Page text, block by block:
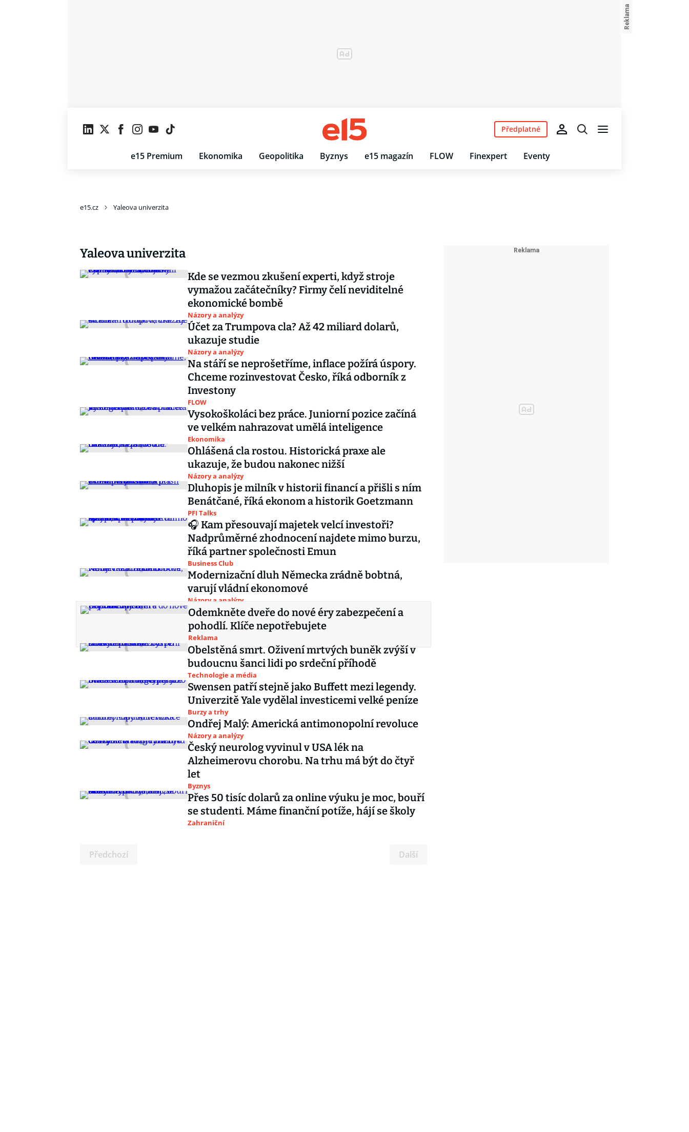
e15 Premium Ekonomika Geopolitika Byznys e15 magazín FLOW Finexpert Eventy
Předplatné
e15.cz Yaleova univerzita
Yaleova univerzita
Kde se vezmou zkušení experti, když stroje
vymažou začátečníky? Firmy čelí neviditelné
ekonomické bombě
Názory a analýzy
Účet za Trumpova cla? Až 42 miliard dolarů,
ukazuje studie
Názory a analýzy
Na stáří se neprošetříme, inflace požírá úspory.
Chceme rozinvestovat Česko, říká odborník z
Investony
FLOW
Vysokoškoláci bez práce. Juniorní pozice začíná
ve velkém nahrazovat umělá inteligence
Ekonomika
Ohlášená cla rostou. Historická praxe ale
ukazuje, že budou nakonec nižší
Názory a analýzy
Dluhopis je milník v historii financí a přišli s ním
Benátčané, říká ekonom a historik Goetzmann
PFI Talks
🎧 Kam přesouvají majetek velcí investoři?
Nadprůměrné zhodnocení najdete mimo burzu,
říká partner společnosti Emun
Business Club
Modernizační dluh Německa zrádně bobtná,
varují vládní ekonomové
Názory a analýzy
Odemkněte dveře do nové éry zabezpečení a
pohodlí. Klíče nepotřebujete
Reklama
Obelstěná smrt. Oživení mrtvých buněk zvýší v
budoucnu šanci lidi po srdeční příhodě
Technologie a média
Swensen patří stejně jako Buffett mezi legendy.
Univerzitě Yale vydělal investicemi velké peníze
Burzy a trhy
Ondřej Malý: Americká antimonopolní revoluce
Názory a analýzy
Český neurolog vyvinul v USA lék na
Alzheimerovu chorobu. Na trhu má být do čtyř
let
Byznys
Přes 50 tisíc dolarů za online výuku je moc, bouří
se studenti. Máme finanční potíže, hájí se školy
Zahraniční
Předchozí Další